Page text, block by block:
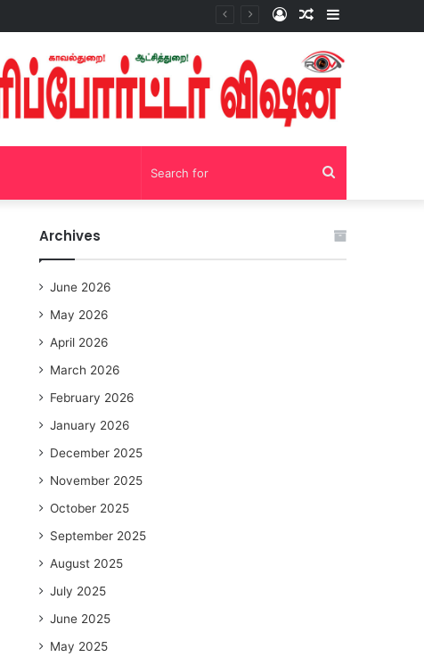
Sidebar
Random
Log
Search
Archives
June 2026
May 2026
April 2026
March 2026
February 2026
January 2026
December 2025
November 2025
October 2025
September 2025
August 2025
July 2025
June 2025
May 2025